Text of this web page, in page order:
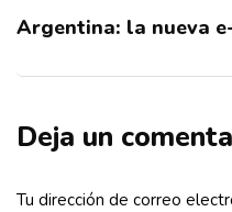
Argentina: la nueva
Deja un
Tu dirección de correo